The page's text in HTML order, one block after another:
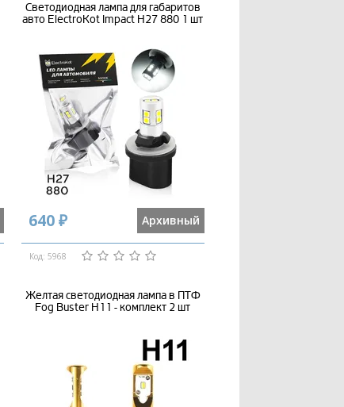
Светодиодная лампа для габаритов
авто ElectroKot Impact H27 880 1 шт
640 ₽ Архивный
Код: 5968
Желтая светодиодная лампа в ПТФ
Fog Buster H11 - комплект 2 шт